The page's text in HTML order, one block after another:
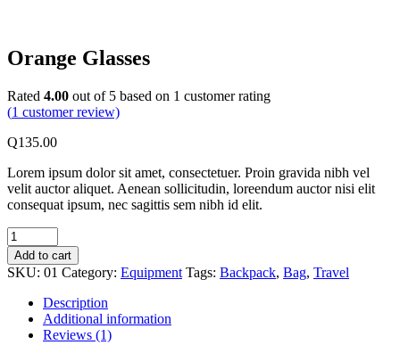
Orange Glasses
Rated 4.00 out of 5 based on 1 customer rating
(1 customer review)
Q135.00
Lorem ipsum dolor sit amet, consectetuer. Proin gravida nibh vel
velit auctor aliquet. Aenean sollicitudin, loreendum auctor nisi elit
consequat ipsum, nec sagittis sem nibh id elit.
Orange
Glasses
quantity
Add to cart
SKU: 01 Category: Equipment Tags: Backpack, Bag, Travel
Description
Additional information
Reviews (1)